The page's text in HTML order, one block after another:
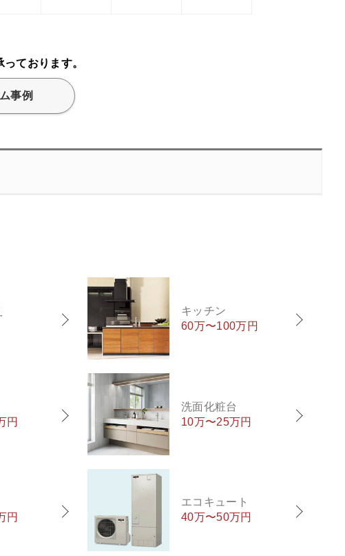
ております。
事例
キッチン
60万〜100万円
円
洗面化粧台
10万〜25万円
円
エコキュート
40万〜50万円